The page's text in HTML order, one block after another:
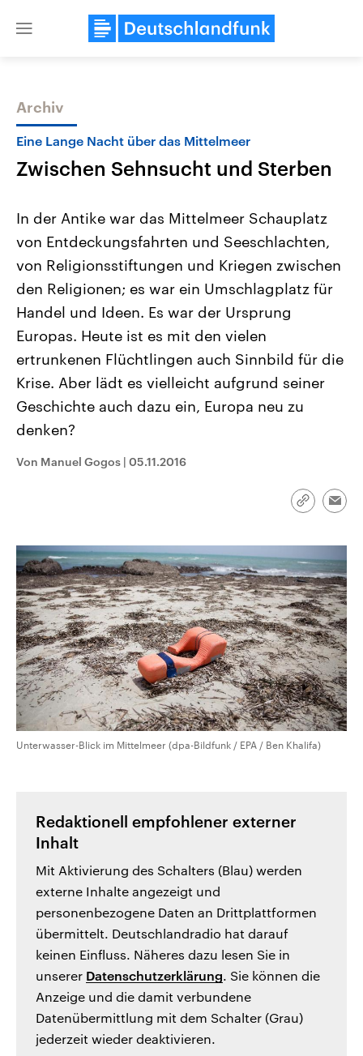
Close
Themen
Landtagswahl Sachsen-Anhalt
2026
Alle Informationen
Sachsen-Anhalt wählt am 6.
September 2026 einen neuen
Landtag. Seit 2021 wird das
Bundesland von einer Koalition aus
Umfragen, Prognosen,
Wahlprogramme, aktuelle Berichte
und Hintergründe zu den Parteien
und Kandidaten der anstehenden
Wahl.
Aktuelle Beiträge,
Hintergründe
Wirtschaftlich und
gehören die Vereinigten
mit großem Einfluss auf
Sendungen Programm Podcasts
Archiv
Eine Lange Nacht über das Mittelmeer
Zwischen Sehnsucht und Sterben
In der Antike war das Mittelmeer Schauplatz
von Entdeckungsfahrten und Seeschlachten,
von Religionsstiftungen und Kriegen zwischen
den Religionen; es war ein Umschlagplatz für
Handel und Ideen. Es war der Ursprung
Europas. Heute ist es mit den vielen
ertrunkenen Flüchtlingen auch Sinnbild für die
Krise. Aber lädt es vielleicht aufgrund seiner
Geschichte auch dazu ein, Europa neu zu
denken?
Von Manuel Gogos | 05.11.2016
Link
Unterwasser-Blick im Mittelmeer (dpa-Bildfunk / EPA / Ben Khalifa)
Redaktionell empfohlener externer
Inhalt
Mit Aktivierung des Schalters (Blau) werden
externe Inhalte angezeigt und
personenbezogene Daten an Drittplattformen
übermittelt. Deutschlandradio hat darauf
keinen Einfluss. Näheres dazu lesen Sie in
unserer Datenschutzerklärung. Sie können die
Anzeige und die damit verbundene
Datenübermittlung mit dem Schalter (Grau)
jederzeit wieder deaktivieren.